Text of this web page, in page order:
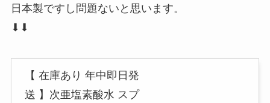
日本製ですし問題ないと思います。
⬇⬇
【 在庫あり 年中即日発
送 】次亜塩素酸水 スプ